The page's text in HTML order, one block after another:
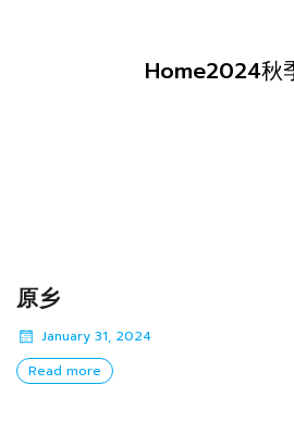
Home2024秋
原乡
January 31, 2024
Read more